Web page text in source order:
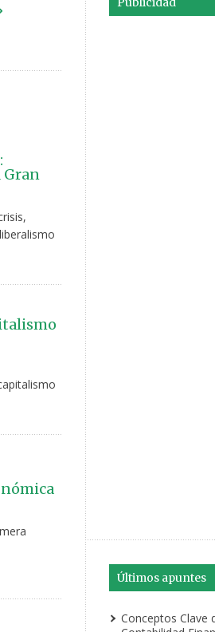
Gran
Últimos apuntes
Conceptos Clave